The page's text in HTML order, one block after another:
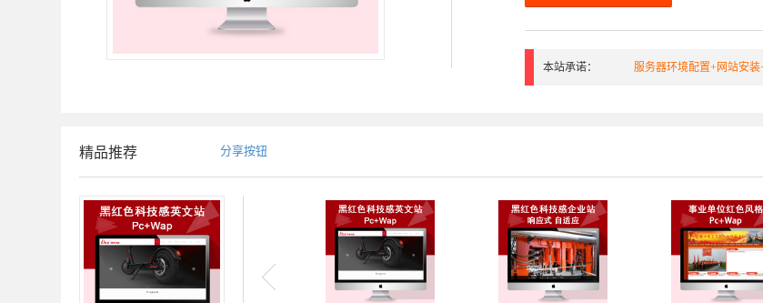
分享按钮
本站承诺： 服务器环境配置+网站安
精品推荐